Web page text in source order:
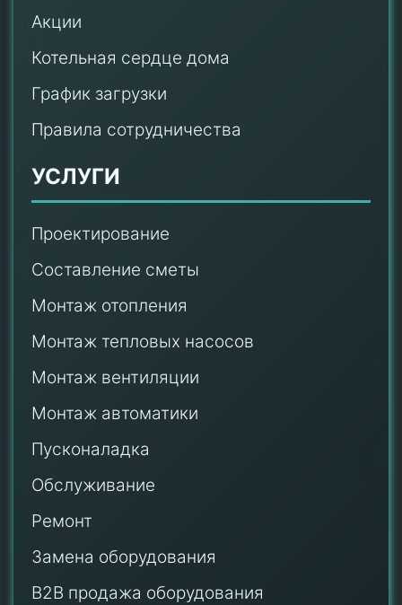
Акции
Котельная сердце дома
График загрузки
Правила сотрудничества
УСЛУГИ
Проектирование
Составление сметы
Монтаж отопления
Монтаж тепловых насосов
Монтаж вентиляции
Монтаж автоматики
Пусконаладка
Обслуживание
Ремонт
Замена оборудования
B2B продажа оборудования